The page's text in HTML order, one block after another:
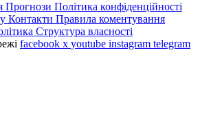
Прогнози Політика конфіденційності
Контакти Правила коментування
Структура власності
facebook x youtube instagram telegram